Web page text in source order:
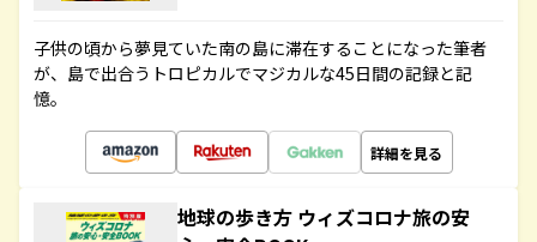
子供の頃から夢見ていた南の島に滞在することになった筆者
が、島で出合うトロピカルでマジカルな45日間の記録と記
憶。
詳細を見る
地球の歩き方 ウィズコロナ旅の安